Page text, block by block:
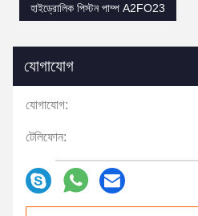
হাইড্রোলিক পিস্টন পাম্প A2FO23
যোগাযোগ
যোগাযোগ:
টেলিফোন: